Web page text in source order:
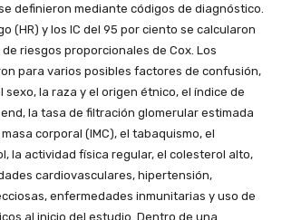
definieron mediante códigos de diagnóstico.
(HR) y los IC del 95 por ciento se calcularon
riesgos proporcionales de Cox. Los
para varios posibles factores de confusión,
sexo, la raza y el origen étnico, el índice de
la tasa de filtración glomerular estimada
masa corporal (IMC), el tabaquismo, el
la actividad física regular, el colesterol alto,
cardiovasculares, hipertensión,
enfermedades inmunitarias y uso de
al inicio del estudio. Dentro de una